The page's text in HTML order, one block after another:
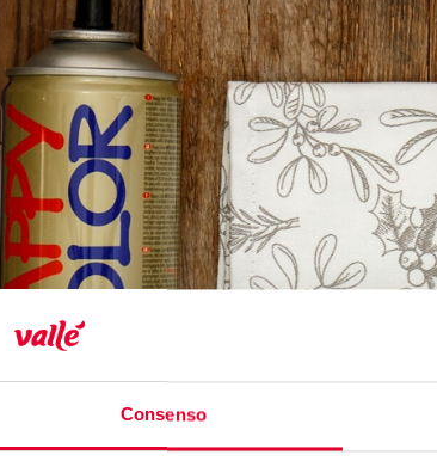
Consenso